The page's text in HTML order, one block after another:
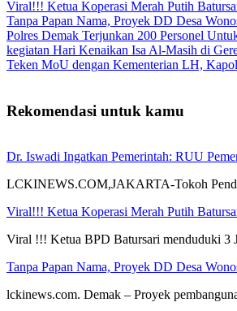
Viral!!! Ketua Koperasi Merah Putih
Tanpa Papan Nama, Proyek DD Desa
Polres Demak Terjunkan 200 Personel
kegiatan Hari Kenaikan Isa Al-Masih di
Teken MoU dengan Kementerian LH,
Rekomendasi untuk kamu
Dr. Iswadi Ingatkan Pemerintah: RUU
LCKINEWS.COM,JAKARTA-Tokoh
Viral!!! Ketua Koperasi Merah Putih
Viral !!! Ketua BPD Batursari menduduki
Tanpa Papan Nama, Proyek DD Desa
lckinews.com. Demak – Proyek